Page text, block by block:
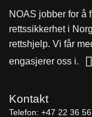
NOAS jobber for å
rettssikkerhet i
rettshjelp. Vi får
engasjerer oss i.
Kontakt
Telefon: +47 22 36